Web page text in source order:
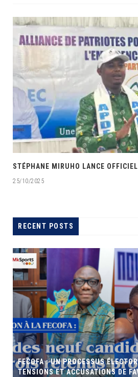
25/10/2025
RECENT POSTS
FECOFA : UN PROCESSUS
TENSIONS ET ACCUSATIONS DE